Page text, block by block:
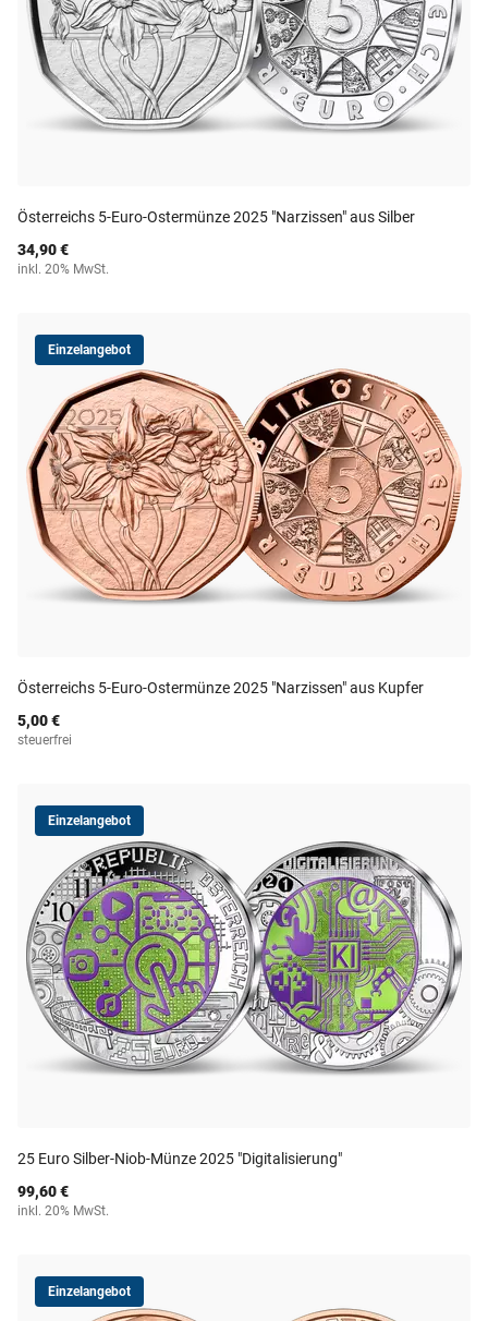
Österreichs 5-Euro-Ostermünze 2025 "Narzissen" aus Silber
34,90 €
inkl. 20% MwSt.
Einzelangebot
Österreichs 5-Euro-Ostermünze 2025 "Narzissen" aus Kupfer
5,00 €
steuerfrei
Einzelangebot
25 Euro Silber-Niob-Münze 2025 "Digitalisierung"
99,60 €
inkl. 20% MwSt.
Einzelangebot